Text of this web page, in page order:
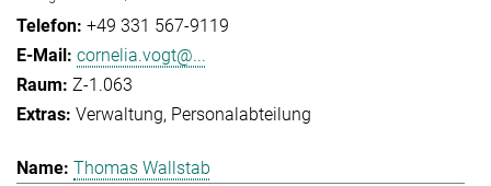
+49 331 567-9119
cornelia.vogt@...
Z-1.063
Verwaltung Personalabteilung
Thomas Wallstab